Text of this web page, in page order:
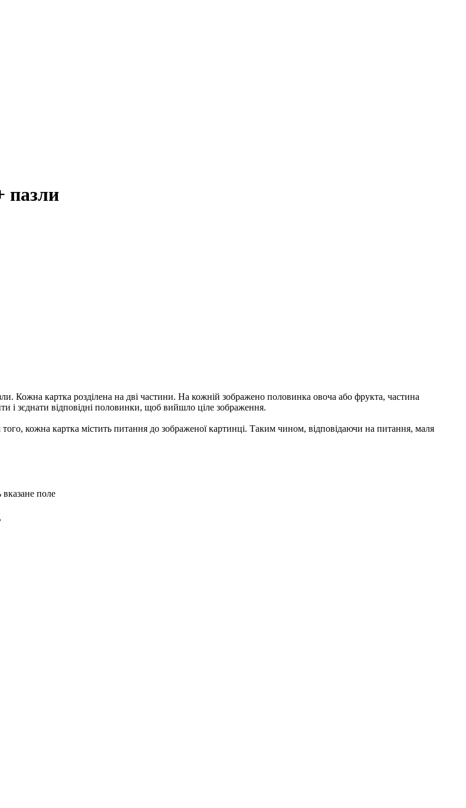
пазли
Кожна картка розділена на дві частини. На кожній зображено половинка овоча або фрукта, частина
і зєднати відповідні половинки, щоб вийшло ціле зображення.
кожна картка містить питання до зображеної картинці. Таким чином, відповідаючи на питання, маля
вказане поле